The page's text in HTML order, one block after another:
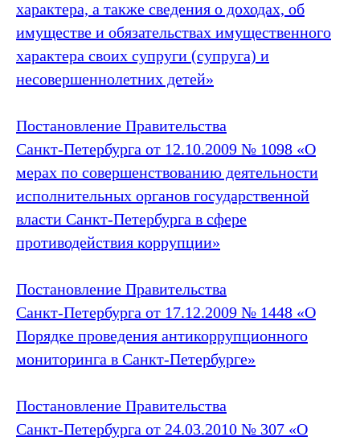
характера, а также сведения о доходах, об
имуществе и обязательствах имущественного
характера своих супруги (супруга) и
несовершеннолетних детей»
Постановление Правительства
Санкт‑Петербурга от 12.10.2009 № 1098 «О
мерах по совершенствованию деятельности
исполнительных органов государственной
власти Санкт‑Петербурга в сфере
противодействия коррупции»
Постановление Правительства
Санкт‑Петербурга от 17.12.2009 № 1448 «О
Порядке проведения антикоррупционного
мониторинга в Санкт‑Петербурге»
Постановление Правительства
Санкт‑Петербурга от 24.03.2010 № 307 «О